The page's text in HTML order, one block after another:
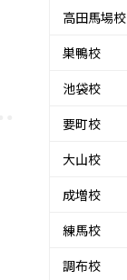
高田馬場校
巣鴨校
池袋校
要町校
大山校
成増校
練馬校
調布校